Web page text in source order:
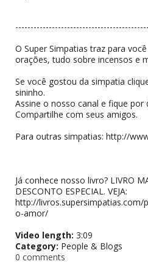
O Super Simpatias traz para
orações, tudo sobre incensos e
Se você gostou da simpatia
sininho.
Assine o nosso canal e fique por
Compartilhe com seus amigos.
Para outras simpatias: http://
Já conhece nosso livro? LIVRO
DESCONTO ESPECIAL. VEJA:
http://
o-amor/
Video length: 3:09
Category: People & Blogs
0 comments